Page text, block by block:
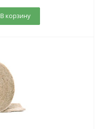
В корзину